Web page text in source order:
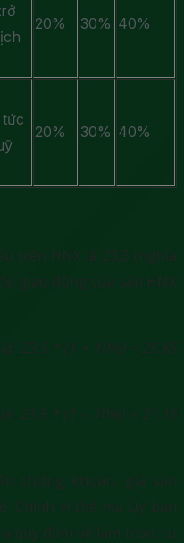
20% 30% 40%
20% 30% 40%
trên HNX là 23,5 (nghĩa
giao động của sản HNX
23.5 * (1 + 10%) = 25.85
23.5 * (1 – 10%) = 21.15
chứng khoán, giá sàn
Chính vì thế mà Ủy ban
quy định về làm tròn, cụ